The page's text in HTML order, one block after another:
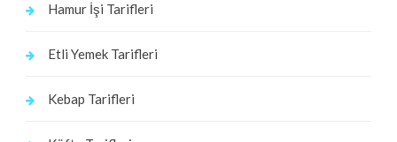
Hamur İşi Tarifleri
Etli Yemek Tarifleri
Kebap Tarifleri